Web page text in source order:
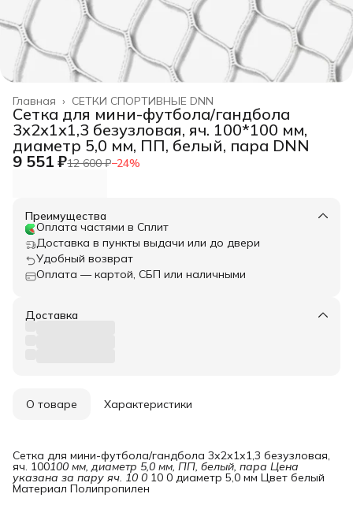
СЕТКИ СПОРТИВНЫЕ DNN
Главная ›
Сетка для мини-футбола/гандбола
3х2х1х1,3 безузловая, яч. 100*100 мм,
диаметр 5,0 мм, ПП, белый, пара DNN
9 551 ₽12 600 ₽−24%
Преимущества
Оплата частями в Сплит
Доставка в пункты выдачи или до двери
Удобный возврат
Оплата — картой, СБП или наличными
Доставка
О товаре Характеристики
Сетка для мини-футбола/гандбола 3х2х1х1,3 безузловая,
яч. 100100 мм, диаметр 5,0 мм, ПП, белый, пара Цена
указана за пару яч. 10 0 10 0 диаметр 5,0 мм Цвет белый
Материал Полипропилен